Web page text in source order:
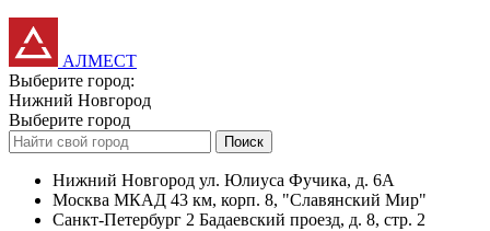
АЛМЕСТ
Выберите город:
Нижний Новгород
Выберите город
Поиск
Нижний Новгород ул. Юлиуса Фучика, д. 6А
Москва МКАД 43 км, корп. 8, "Славянский Мир"
Санкт-Петербург 2 Бадаевский проезд, д. 8, стр. 2